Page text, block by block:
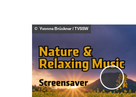
V
© Yvonne Brückner / TVSSW